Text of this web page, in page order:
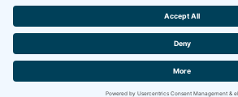
Telefax +49 (6621) 88-1033
Kontakt
Copyright 2026 - Klinikum Hersfeld-Rotenburg -
|Barrierefreiheit